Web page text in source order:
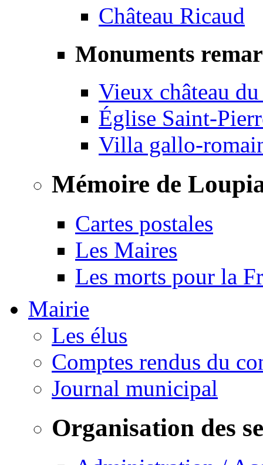
Château Ricaud
Monuments
Vieux château
Église Saint-
Villa gallo-
Mémoire de
Cartes postales
Les Maires
Les morts pour la
Mairie
Les élus
Comptes rendus du
Journal municipal
Organisation des